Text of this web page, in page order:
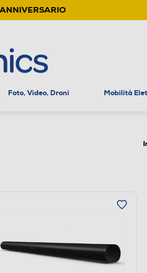
Foto, Video, Droni Mobilità